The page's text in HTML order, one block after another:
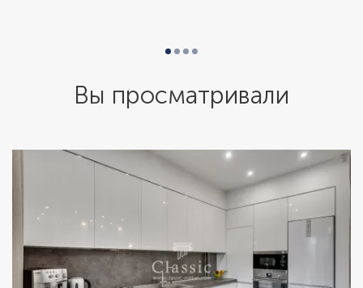
Вы просматривали